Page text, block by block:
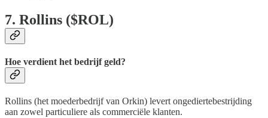
7. Rollins ($ROL)
Hoe verdient het bedrijf geld?
Rollins (het moederbedrijf van Orkin) levert ongediertebestrijding
aan zowel particuliere als commerciële klanten.